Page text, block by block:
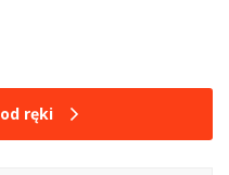
od ręki